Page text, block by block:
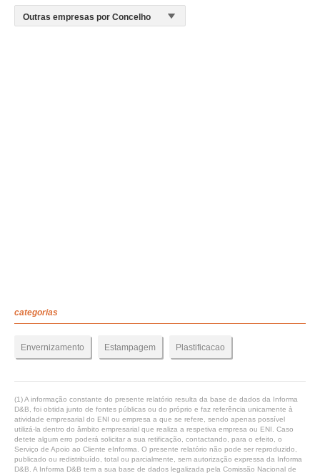
categorias
Envernizamento Estampagem Plastificacao
(1) A informação constante do presente relatório resulta da base de dados da Informa
D&B, foi obtida junto de fontes públicas ou do próprio e faz referência unicamente à
atividade empresarial do ENI ou empresa a que se refere, sendo apenas possível
utilizá-la dentro do âmbito empresarial que realiza a respetiva empresa ou ENI. Caso
detete algum erro poderá solicitar a sua retificação, contactando, para o efeito, o
Serviço de Apoio ao Cliente eInforma. O presente relatório não pode ser reproduzido,
publicado ou redistribuído, total ou parcialmente, sem autorização expressa da Informa
D&B. A Informa D&B tem a sua base de dados legalizada pela Comissão Nacional de